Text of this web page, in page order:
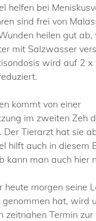
helfen bei
sind frei von
heilen gut
mit Salzwasser
wird auf 2 x
kommt von einer
im zweiten Zeh
Der Tierarzt hat sie
hilft auch in diesem
kann man auch hier
heute morgen seine
hat, wird
zeitnahen Termin zur